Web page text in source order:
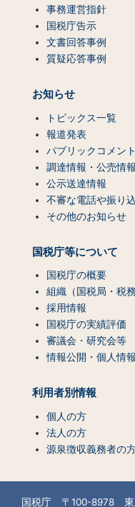
事務運営指針
国税庁告示
文書回答事例
質疑応答事例
お知らせ
トピックス一覧
報道発表
パブリックコメント
調達情報・公売情報
公示送達情報
不審な電話や振り
その他のお知らせ
国税庁等について
国税庁の概要
組織（国税局・税
採用情報
国税庁の実績評価
審議会・研究会等
情報公開・個人情
利用者別情報
個人の方
法人の方
源泉徴収義務者の
国税庁 〒100-8978 東